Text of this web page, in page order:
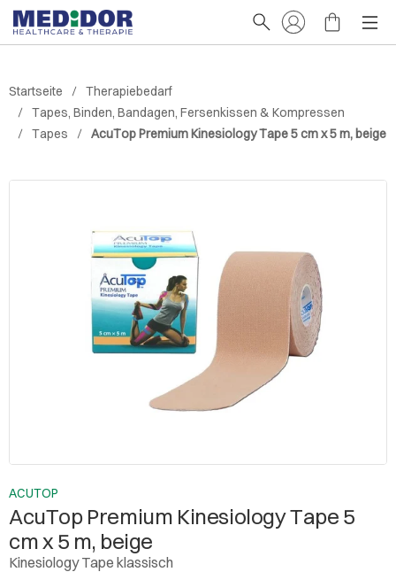
Startseite
Therapiebedarf
Tapes, Binden, Bandagen, Fersenkissen & Kompressen
Tapes
AcuTop Premium Kinesiology Tape 5 cm x 5 m, beige
ACUTOP
AcuTop Premium Kinesiology Tape 5
cm x 5 m, beige
Kinesiology Tape klassisch